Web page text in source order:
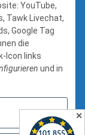
YouTube,
Tawk Livechat,
Google Tag
die
Icon links
und in
✕